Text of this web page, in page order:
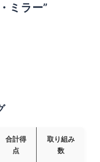
ミラー”
合計得
点
取り組み
数